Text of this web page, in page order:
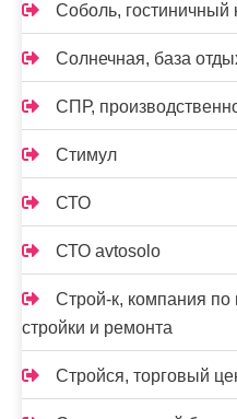
Соболь, гостиничный
Солнечная, база
СПР,
Стимул
СТО
СТО avtosolo
Строй-к, компания
стройки и ремонта
Стройся, торговый